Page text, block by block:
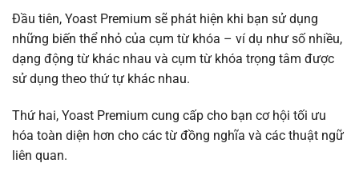
Đầu tiên, Yoast Premium sẽ phát hiện khi bạn sử dụng
những biến thể nhỏ của cụm từ khóa – ví dụ như số nhiều,
dạng động từ khác nhau và cụm từ khóa trọng tâm được
sử dụng theo thứ tự khác nhau.
Thứ hai, Yoast Premium cung cấp cho bạn cơ hội tối ưu
hóa toàn diện hơn cho các từ đồng nghĩa và các thuật ngữ
liên quan.